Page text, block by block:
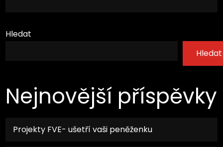
Hledat
Hledat
Nejnovější příspěvky
Projekty FVE- ušetří vaši peněženku